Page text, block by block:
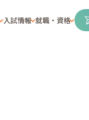
入試情報 就職・資格